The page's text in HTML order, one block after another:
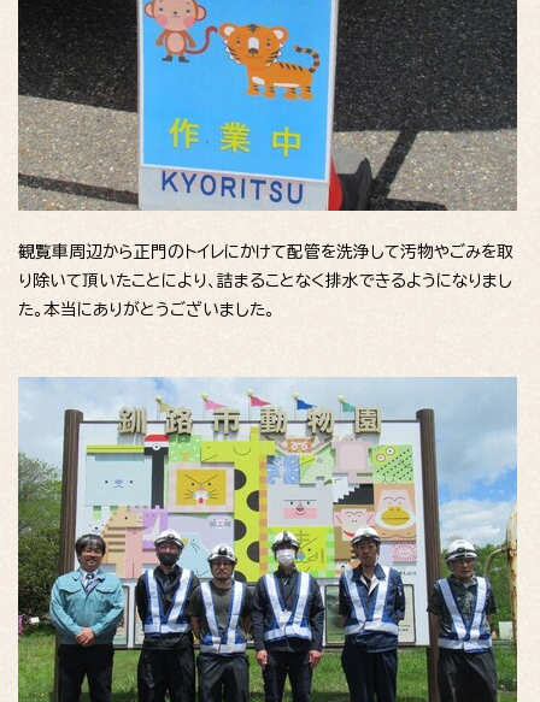
観覧車周辺から正門のトイレにかけて配管を洗浄して汚物やごみを取
り除いて頂いたことにより、詰まることなく排水できるようになりまし
た。本当にありがとうございました。